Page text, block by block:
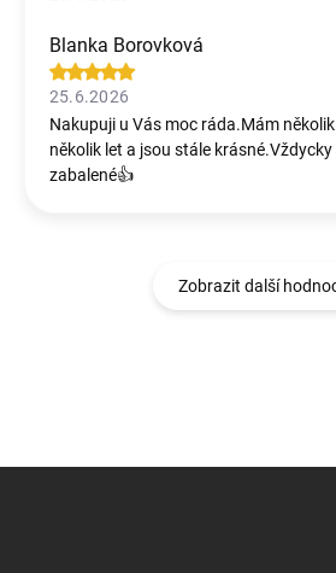
Blanka Borovková
25.6.2026
Nakupuji u Vás moc ráda.Mám
několik let a jsou stále
zabalené👍
Zobrazit další